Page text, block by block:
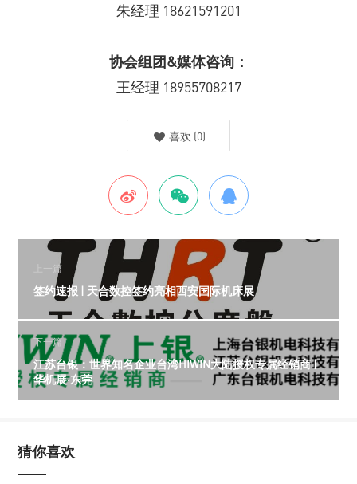
朱经理 18621591201
协会组团&媒体咨询：
王经理 18955708217
喜欢 (0)
上一篇
签约速报 | 天合数控签约亮相西安国际机床展
下一篇
江苏台银：世界知名企业台湾HIWIN大陆授权专属经销商 |
华机展·东莞
猜你喜欢